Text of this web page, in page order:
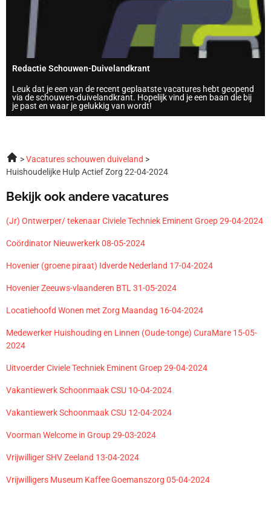
Redactie Schouwen-Duivelandkrant
Leuk dat je een van de recent geplaatste vacatures hebt geopend
via de schouwen-duivelandkrant. Hopelijk vind je een baan die bij
je past en waar je gelukkig van wordt!
Vacatures schouwen duiveland
Huishoudelijke Hulp Actief Zorg 22-04-2024
Bekijk ook andere vacatures
(Jr) Ontwerper/ tekenaar Civiele Techniek Eminent Groep 29-04-2024
Coördinator Nieuwerkerk 08-05-2024
Hovenier (groene piraat) Idverde Nederland 17-04-2024
Hovenier Zeeuws-vlaanderen BTL 31-05-2024
Locatiehoofd Wonen met Zorg Maandag 16-04-2024
Medewerker Huishouding en Linnen (Oude-tonge) CuraMare 15-05-
2024
Uitvoerder Civiele Techniek Eminent Groep 29-04-2024
Vakantiewerk Schoonmaak CSU 10-04-2024
Vakantiewerk Schoonmaak CSU 12-04-2024
Voorman Welcome in Group 29-03-2024
Vrijwilliger SHV Zeeland 13-04-2024
Vrijwilligers Museum Kaffee Goemanszorg 05-04-2024